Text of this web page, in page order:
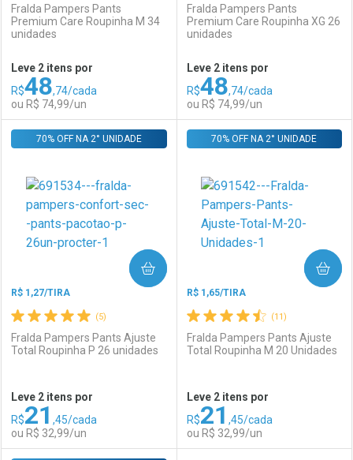
Comprar sem Desconto
Por R$ 149,90/cada
Comprar sem Desconto
Por R$ 149,90/cada
Comprar sem Desconto
Por R$ 74,99/cada
Comprar sem Desconto
Por R$ 74,99/cada
Fralda Pampers Pants
Premium Care Roupinha M 34
unidades
Leve 2 itens por
R$48,74/cada
ou R$ 74,99/un
FECHAR
Laboratório
Comprar sem Desconto
Por R$ 74,99/cada
FECHAR
Por Menos
Comprar sem Desconto
Por R$ 74,99/cada
Fralda Pampers Pants
Premium Care Roupinha XG 26
unidades
Leve 2 itens por
R$48,74/cada
ou R$ 74,99/un
Laboratório
Comprar sem Desconto
Por R$ 74,99/cada
Por Menos
Comprar sem Desconto
Por R$ 74,99/cada
(5)
R$ 1,27/TIRA
Fralda Pampers Pants Ajuste
Total Roupinha P 26 unidades
70% OFF NA 2° UNIDADE
Leve 2 itens por
R$21 ,45/cada
ou R$ 32,99/un
COMPRAR
(11)
R$ 1,65/TIRA
Fralda Pampers Pants Ajuste
Total Roupinha M 20 Unidades
70% OFF NA 2° UNIDADE
Leve 2 itens por
R$21 ,45/cada
ou R$ 32,99/un
COMPRAR